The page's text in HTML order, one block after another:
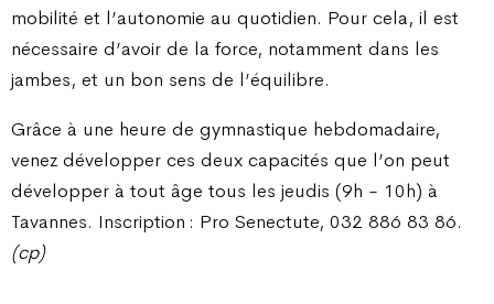
mobilité et l’autonomie au quotidien. Pour cela, il est
nécessaire d’avoir de la force, notamment dans les
jambes, et un bon sens de l’équilibre.
Grâce à une heure de gymnastique hebdomadaire,
venez développer ces deux capacités que l’on peut
développer à tout âge tous les jeudis (9h - 10h) à
Tavannes. Inscription : Pro Senectute, 032 886 83 86.
(cp)